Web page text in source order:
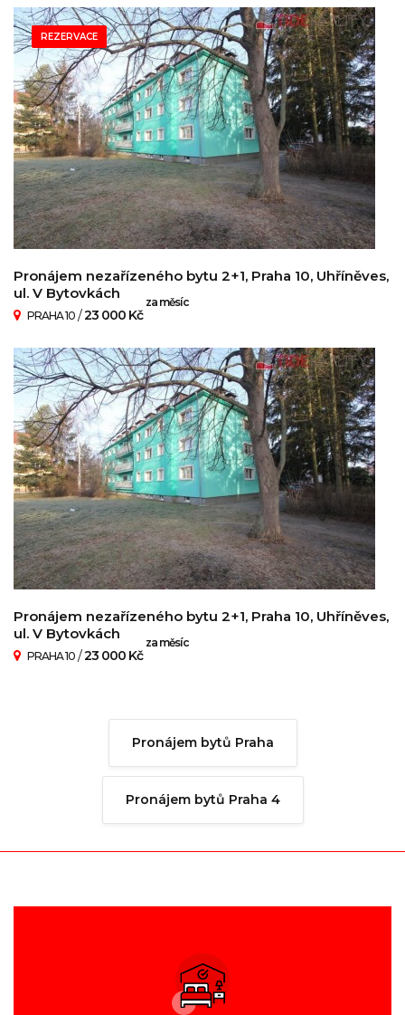
REZERVACE
Pronájem nezařízeného bytu 2+1, Praha 10, Uhříněves,
ul. V Bytovkách
PRAHA 10 /23 000 Kč
za měsíc
Pronájem nezařízeného bytu 2+1, Praha 10, Uhříněves,
ul. V Bytovkách
PRAHA 10 /23 000 Kč
za měsíc
Pronájem bytů Praha
Pronájem bytů Praha 4